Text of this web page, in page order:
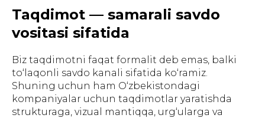
Taqdimot — samarali savdo
vositasi sifatida
Biz taqdimotni faqat formalit deb emas, balki
to‘laqonli savdo kanali sifatida ko‘ramiz.
Shuning uchun ham O‘zbekistondagi
kompaniyalar uchun taqdimotlar yaratishda
strukturaga, vizual mantiqqa, urg‘ularga va